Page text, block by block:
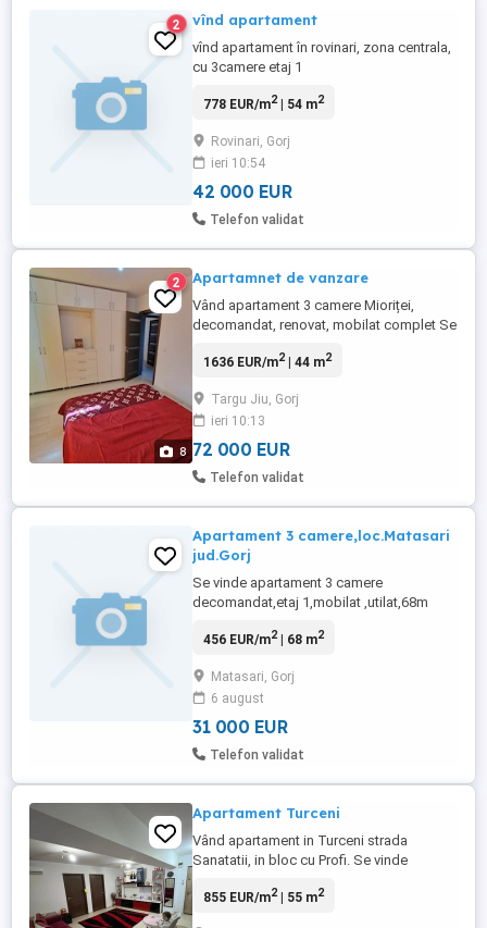
2 vînd apartament
vînd apartament în rovinari, zona centrala,
cu 3camere etaj 1
778 EUR/m2| 54 m2
Rovinari, Gorj
ieri 10:54
42 000 EUR
Telefon validat
8
2 Apartamnet de vanzare
Vând apartament 3 camere Mioriței,
decomandat, renovat, mobilat complet Se
zona Mioriței, la etajul 4 4 Decomandat
și utilat (tot ce se vede în poze) Baie +
bucătărie complet echipată Gata de mutat
imediat ...
1636 EUR/m2| 44 m2
Targu Jiu, Gorj
ieri 10:13
72 000 EUR
Telefon validat
Apartament 3 camere,loc.Matasari
jud.Gorj
Se vinde apartament 3 camere
decomandat,etaj 1,mobilat ,utilat,68m
456 EUR/m2| 68 m2
Matasari, Gorj
6 august
31 000 EUR
Telefon validat
Apartament Turceni
Vând apartament in Turceni strada
Sanatatii, in bloc cu Profi. Se vinde
condiționat, balcon inchis. Apartamentul
855 EUR/m2| 55 m2